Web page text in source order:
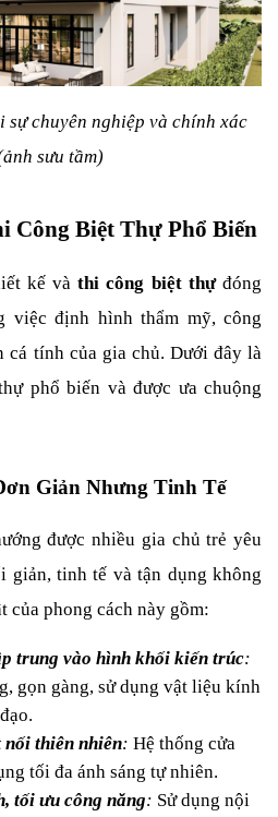
chuyên nghiệp và chính xác
sưu tầm)
Công Biệt Thự Phổ Biến
kế và thi công biệt thự đóng
việc định hình thẩm mỹ, công
cá tính của gia chủ. Dưới đây là
phổ biến và được ưa chuộng
Giản Nhưng Tinh Tế
được nhiều gia chủ trẻ yêu
giản, tinh tế và tận dụng không
của phong cách này gồm:
trung vào hình khối kiến trúc:
gọn gàng, sử dụng vật liệu kính
nối thiên nhiên: Hệ thống cửa
tối đa ánh sáng tự nhiên.
tối ưu công năng: Sử dụng nội